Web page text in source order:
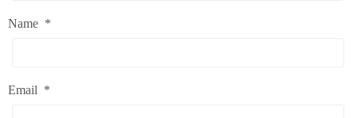
Name *
Email *